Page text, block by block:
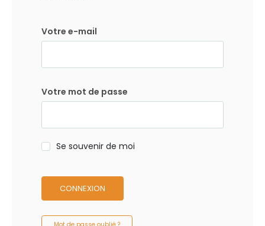
Votre e-mail
Votre mot de passe
Se souvenir de moi
CONNEXION